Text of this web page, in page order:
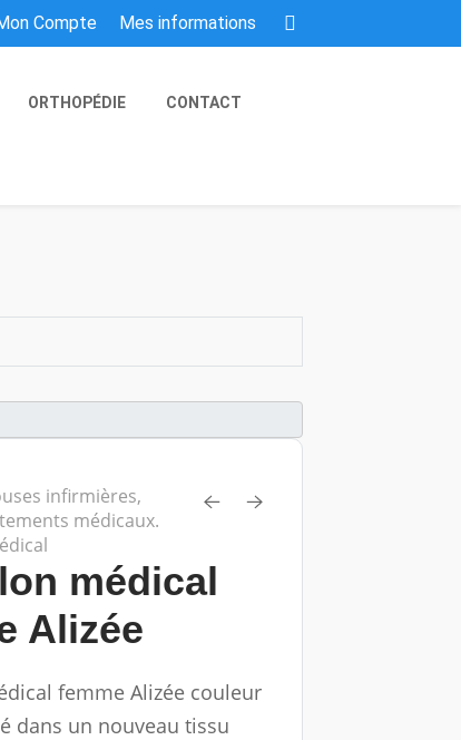
Compte Mes informations
ORTHOPÉDIE CONTACT
infirmières,
médicaux.
médical
Alizée
femme Alizée couleur
dans un nouveau tissu